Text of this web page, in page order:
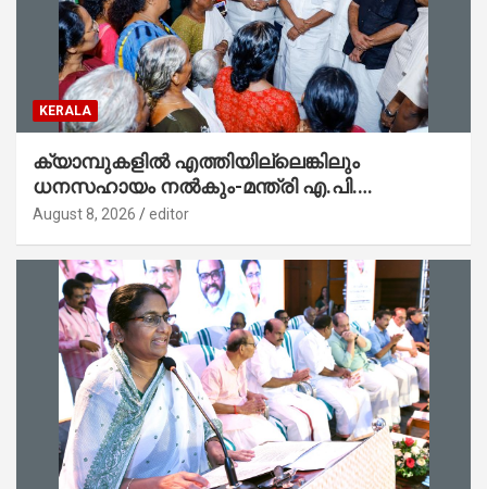
KERALA
ക്യാമ്പുകളിൽ എത്തിയില്ലെങ്കിലും
ധനസഹായം നൽകും-മന്ത്രി എ.പി.
അനിൽകുമാർ
August 8, 2026 editor